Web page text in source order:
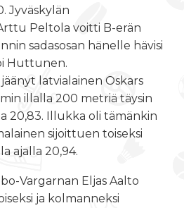
Jyväskylän
Peltola voitti B-erän
sadasosan hänelle hävisi
Huttunen.
latvialainen Oskars
illalla 200 metriä täysin
20,83. Illukka oli tämänkin
sijoittuen toiseksi
ajalla 20,94.
Vargarnan Eljas Aalto
ja kolmanneksi